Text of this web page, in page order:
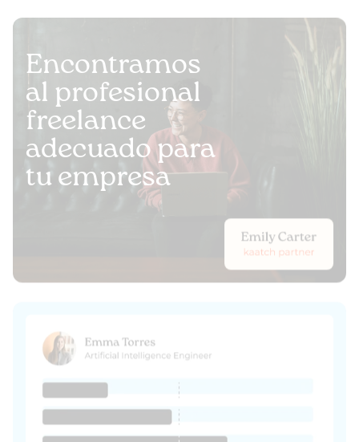
Encontramos
al profesional
freelance
adecuado para
tu empresa